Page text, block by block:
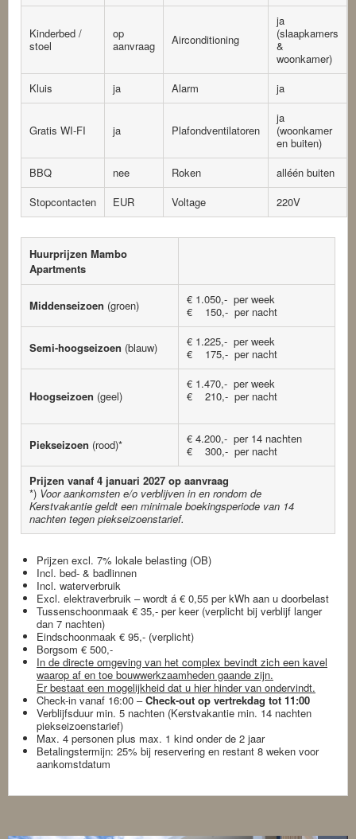
Kinderbed /
stoel
op
aanvraag
Airconditioning
ja
(slaapkamers
&
woonkamer)
Kluis
ja Alarm ja
Gratis WI-FI ja Plafondventilatoren
ja
(woonkamer
en buiten)
BBQ
nee Roken
alléén buiten
Stopcontacten
EUR Voltage 220V
Huurprijzen Mambo
Apartments
Middenseizoen (groen)
€ 1.050,- per week
€ 150,- per nacht
Semi-hoogseizoen (blauw)
€ 1.225,- per week
€ 175,- per nacht
Hoogseizoen (geel)
€ 1.470,- per week
€ 210,- per nacht
Piekseizoen (rood)*
€ 4.200,- per 14 nachten
€ 300,- per nacht
Prijzen vanaf 4 januari 2027 op aanvraag
*) Voor aankomsten e/o verblijven in en rondom de
Kerstvakantie geldt een minimale boekingsperiode van 14
nachten tegen piekseizoenstarief.
Prijzen excl. 7% lokale belasting (OB)
Incl. bed- & badlinnen
Incl. waterverbruik
Excl. elektraverbruik – wordt á € 0,55 per kWh aan u doorbelast
Tussenschoonmaak € 35,- per keer (verplicht bij verblijf langer
dan 7 nachten)
Eindschoonmaak € 95,- (verplicht)
Borgsom € 500,-
In de directe omgeving van het complex bevindt zich een kavel
waarop af en toe bouwwerkzaamheden gaande zijn.
Er bestaat een mogelijkheid dat u hier hinder van ondervindt.
Check-in vanaf 16:00 –Check-out op vertrekdag tot 11:00
Verblijfsduur min. 5 nachten (Kerstvakantie min. 14 nachten
piekseizoenstarief)
Max. 4 personen plus max. 1 kind onder de 2 jaar
​Betalingstermijn: 25% bij reservering en restant 8 weken voor
aankomstdatum